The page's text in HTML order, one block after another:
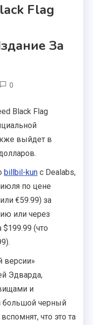
Flag
За
0
Black Flag
выйдет в
billbil-kun с Dealabs,
по цене
€59.99) за
или через
$199.99 (что
версии»
Эдварда,
и
черный
что это та